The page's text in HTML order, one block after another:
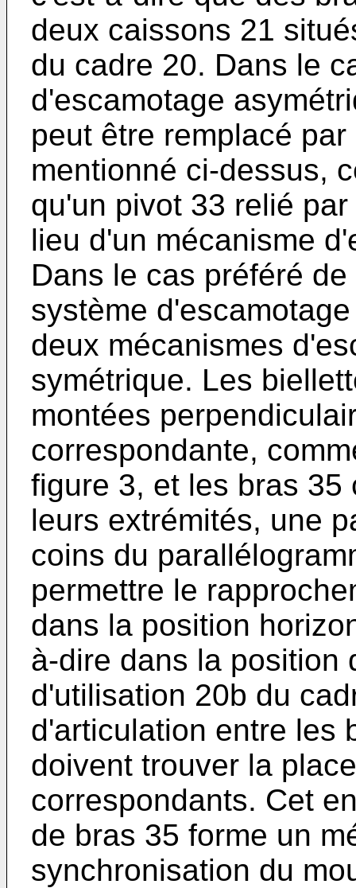
deux caissons 21
du cadre 20. Dans le
d'escamotage
peut être remplacé
mentionné ci-dessus,
qu'un pivot 33 relié
lieu d'un mécanisme
Dans le cas préféré
système
deux mécanismes
symétrique. Les
montées
correspondante,
figure 3, et les bras 35
leurs extrémités, une
coins du
permettre le
dans la position
à-dire dans la position
d'utilisation 20b du
d'articulation entre les
doivent trouver la
correspondants. Cet
de bras 35 forme un
synchronisation du